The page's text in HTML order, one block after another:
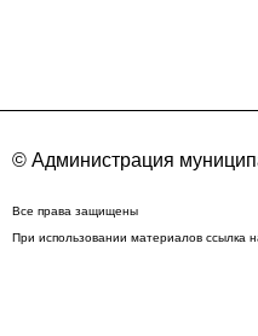
© Администрация
Все права защищены
При использовании материалов ссылка